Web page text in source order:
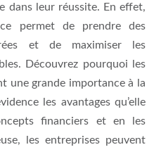
dans leur réussite. En effet,
permet de prendre des
et de maximiser les
Découvrez pourquoi les
une grande importance à la
les avantages qu’elle
financiers et en les
les entreprises peuvent